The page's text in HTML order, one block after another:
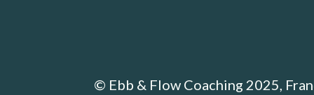
© Ebb & Flow Coaching 2025,